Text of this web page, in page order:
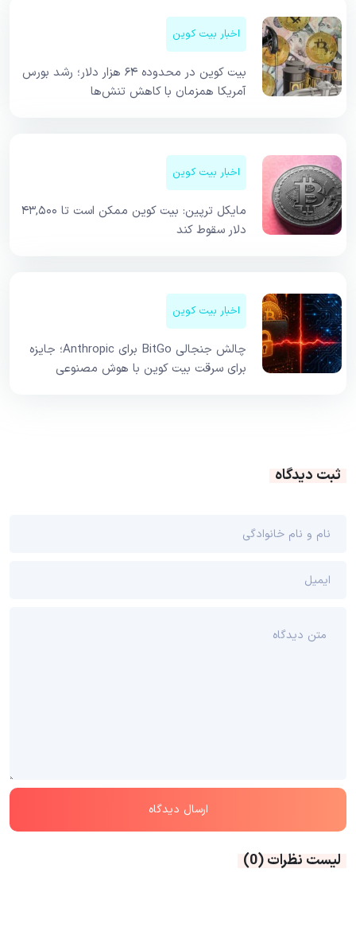
اخبار بیت کوین
بیت کوین در محدوده ۶۴ هزار دلار؛ رشد بورس
آمریکا همزمان با کاهش تنش‌ها
اخبار بیت کوین
مایکل ترپین: بیت کوین ممکن است تا ۴۳,۵۰۰
دلار سقوط کند
اخبار بیت کوین
چالش جنجالی BitGo برای Anthropic؛ جایزه
برای سرقت بیت کوین با هوش مصنوعی
ثبت دیدگاه
لیست نظرات(0)